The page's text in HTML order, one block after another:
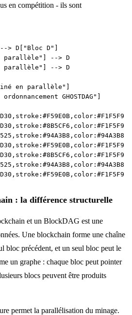
en compétition - ils sont
> D["Bloc D"]
parallèle"] --> D
parallèle"] --> D
en parallèle"]
GHOSTDAG"]
: la différence structurelle
et un BlockDAG est une
Une blockchain forme une chaîne
bloc précédent, et un seul bloc peut le
un graphe : chaque bloc peut pointer
blocs peuvent être produits
permet la parallélisation du minage.